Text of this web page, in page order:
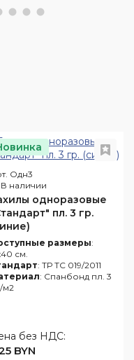
Одн3
В наличии
одноразовые
пл. 3 гр.
размеры:
см.
: ТР ТС 019/2011
: Спанбонд пл. 3
м2
без НДС:
BYN